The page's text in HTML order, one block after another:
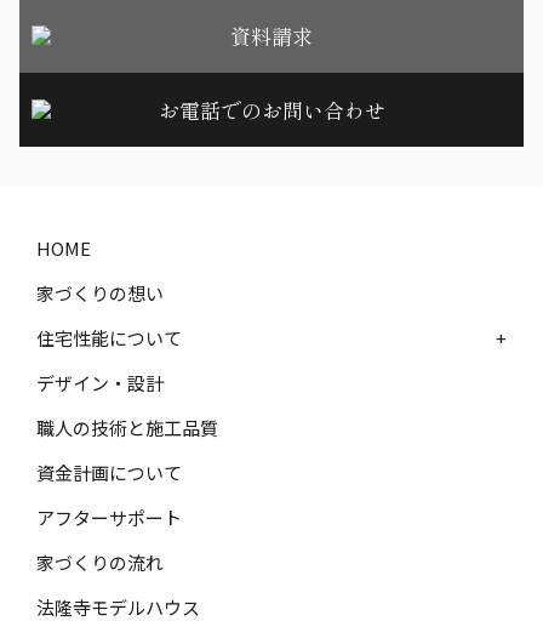
資料請求
お電話でのお問い合わせ
HOME
家づくりの想い
住宅性能について
+
デザイン・設計
職人の技術と施工品質
資金計画について
アフターサポート
家づくりの流れ
法隆寺モデルハウス